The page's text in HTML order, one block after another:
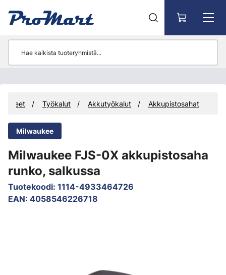
Työkalut Akkutyökalut Akkupistosahat
Milwaukee
Milwaukee FJS-0X akkupistosaha
runko, salkussa
Tuotekoodi: 1114-4933464726
EAN: 4058546226718